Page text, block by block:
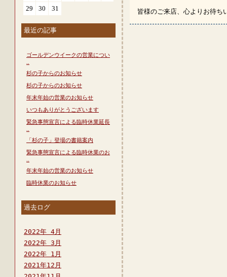
29
30 31
最近の記事
ゴールデンウイークの営業につい
杉の子からのお知らせ
杉の子からのお知らせ
年末年始の営業のお知らせ
いつもありがとうございます
緊急事態宣言による臨時休業延長
「杉の子」登場の書籍案内
緊急事態宣言による臨時休業のお
年末年始の営業のお知らせ
臨時休業のお知らせ
過去ログ
2022年 4月
2022年 3月
2022年 1月
2021年12月
皆様のご来店、心よりお待ち